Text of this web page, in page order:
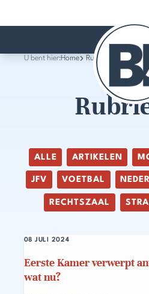
U bent hier:Home Rubrieken
ALLE ARTIKELEN
JFV VOETBAL
RECHTSZAAL
Eerste Kamer verwerpt
wat nu?
08 JULI 2024